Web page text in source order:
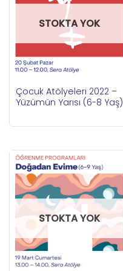
STOKTA YOK
Çocuk Atölyeleri 2022 –
Yüzümün Yarısı (6-8 Yaş)
STOKTA YOK